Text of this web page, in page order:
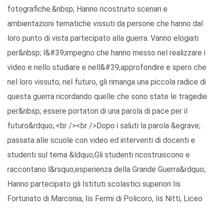
fotografiche.&nbsp; Hanno ricostruito scenari e
ambientazioni tematiche vissuti da persone che hanno dal
loro punto di vista partecipato alla guerra. Vanno elogiati
per&nbsp; l&#39;impegno che hanno messo nel realizzare i
video e nello studiare e nell&#39;approfondire e spero che
nel loro vissuto, nel futuro, gli rimanga una piccola radice di
questa guerra ricordando quelle che sono state le tragedie
per&nbsp; essere portatori di una parola di pace per il
futuro&rdquo;.<br /><br />Dopo i saluti la parola &egrave;
passata alle scuole con video ed interventi di docenti e
studenti sul tema &ldquo;Gli studenti ricostruiscono e
raccontano l&rsquo;esperienza della Grande Guerra&rdquo;.
Hanno partecipato gli Istituti scolastici superiori Iis
Fortunato di Marconia, Iis Fermi di Policoro, Iis Nitti, Liceo